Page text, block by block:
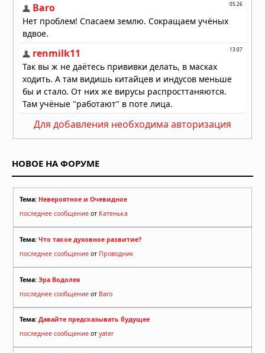
Для добавления необходима авторизация
НОВОЕ НА ФОРУМЕ
Тема: Невероятное и Очевидное
последнее сообщение от Катенька
Тема: Что такое духовное развитие?
последнее сообщение от Проводник
Тема: Эра Водолея
последнее сообщение от Baro
Тема: Давайте предсказывать будущее
последнее сообщение от yater